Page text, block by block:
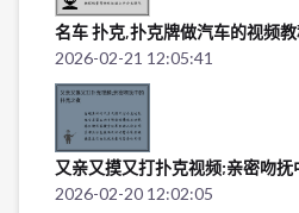
名车 扑克,扑克牌做汽车的视频
2026-02-21 12:05:41
又亲又摸又打扑克视频;亲密吻抚
2026-02-20 12:02:05